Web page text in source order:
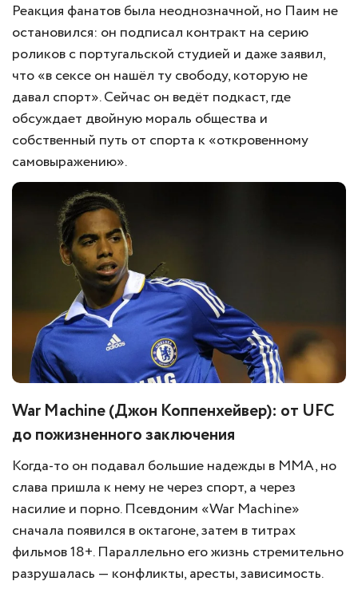
Реакция фанатов была неоднозначной, но Паим не
остановился: он подписал контракт на серию
роликов с португальской студией и даже заявил,
что «в сексе он нашёл ту свободу, которую не
давал спорт». Сейчас он ведёт подкаст, где
обсуждает двойную мораль общества и
собственный путь от спорта к «откровенному
самовыражению».
War Machine (Джон Коппенхейвер): от UFC
до пожизненного заключения
Когда-то он подавал большие надежды в ММА, но
слава пришла к нему не через спорт, а через
насилие и порно. Псевдоним «War Machine»
сначала появился в октагоне, затем в титрах
фильмов 18+. Параллельно его жизнь стремительно
разрушалась — конфликты, аресты, зависимость.